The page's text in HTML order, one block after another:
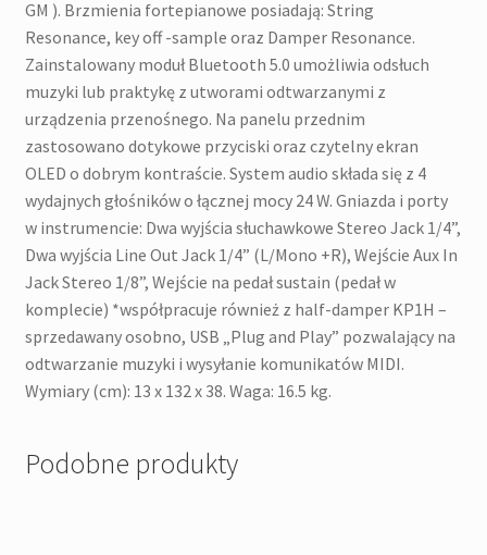
GM ). Brzmienia fortepianowe posiadają: String
Resonance, key off -sample oraz Damper Resonance.
Zainstalowany moduł Bluetooth 5.0 umożliwia odsłuch
muzyki lub praktykę z utworami odtwarzanymi z
urządzenia przenośnego. Na panelu przednim
zastosowano dotykowe przyciski oraz czytelny ekran
OLED o dobrym kontraście. System audio składa się z 4
wydajnych głośników o łącznej mocy 24 W. Gniazda i porty
w instrumencie: Dwa wyjścia słuchawkowe Stereo Jack 1/4”,
Dwa wyjścia Line Out Jack 1/4” (L/Mono +R), Wejście Aux In
Jack Stereo 1/8”, Wejście na pedał sustain (pedał w
komplecie) *współpracuje również z half-damper KP1H –
sprzedawany osobno, USB „Plug and Play” pozwalający na
odtwarzanie muzyki i wysyłanie komunikatów MIDI.
Wymiary (cm): 13 x 132 x 38. Waga: 16.5 kg.
Podobne produkty